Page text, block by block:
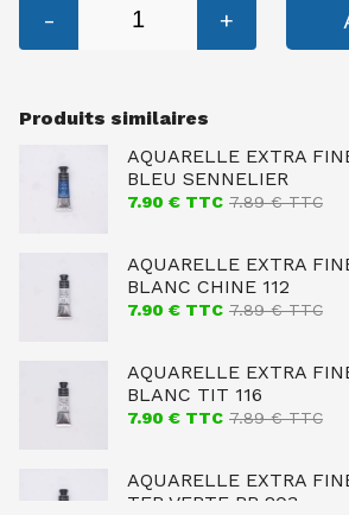
- +
Produits similaires
AQUARELLE EXTRA
BLEU SENNELIER
7.90 € TTC 7.89€ TTC
AQUARELLE EXTRA
BLANC CHINE 112
7.90 € TTC 7.89€ TTC
AQUARELLE EXTRA
BLANC TIT 116
7.90 € TTC 7.89€ TTC
AQUARELLE EXTRA
TER VERTE BR 203